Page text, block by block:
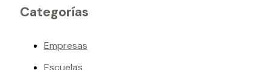
Categorías
Empresas
Escuelas